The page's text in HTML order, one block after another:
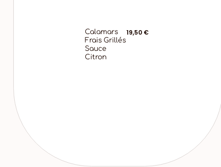
Calamars
Frais Grillés
Sauce
Citron
19,50 €